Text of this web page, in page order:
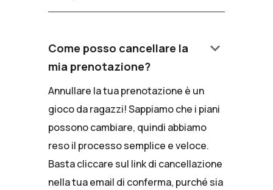
Come posso cancellare la
mia prenotazione?
keyboard_arrow_down
Annullare la tua prenotazione è un
gioco da ragazzi! Sappiamo che i piani
possono cambiare, quindi abbiamo
reso il processo semplice e veloce.
Basta cliccare sul link di cancellazione
nella tua email di conferma, purché sia